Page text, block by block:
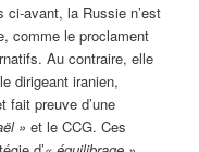
avant, la Russie n’est
comme le proclament
Au contraire, elle
dirigeant iranien,
fait preuve d’une
» et le CCG. Ces